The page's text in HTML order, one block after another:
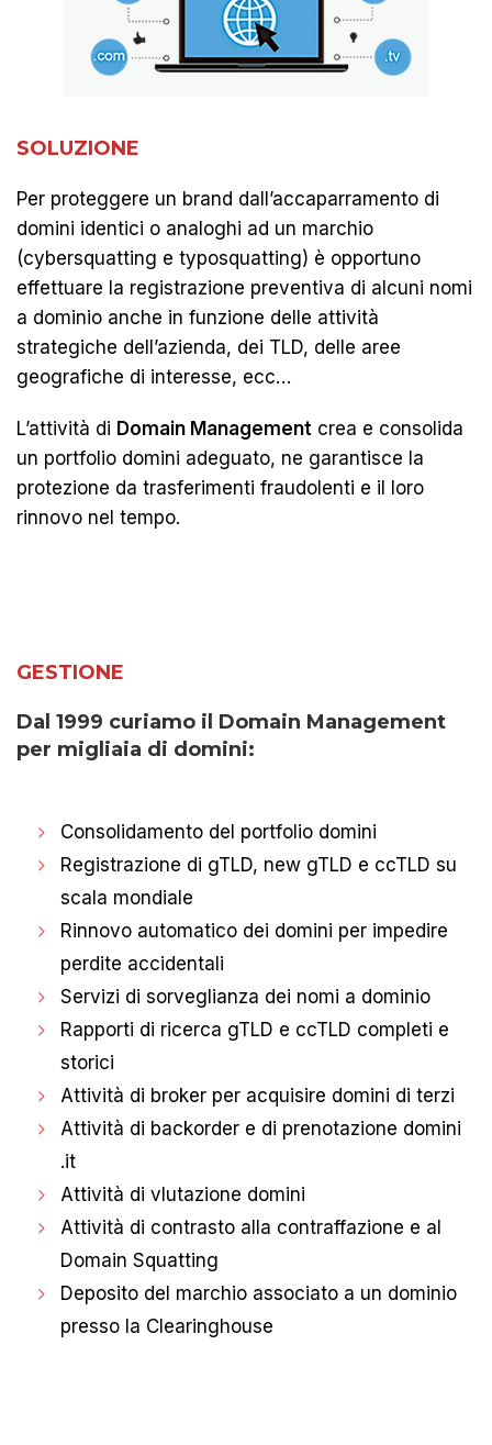
SOLUZIONE
Per proteggere un brand dall’accaparramento di
domini identici o analoghi ad un marchio
(cybersquatting e typosquatting) è opportuno
effettuare la registrazione preventiva di alcuni nomi
a dominio anche in funzione delle attività
strategiche dell’azienda, dei TLD, delle aree
geografiche di interesse, ecc…
L’attività di Domain Management crea e consolida
un portfolio domini adeguato, ne garantisce la
protezione da trasferimenti fraudolenti e il loro
rinnovo nel tempo.
GESTIONE
Dal 1999 curiamo il Domain Management
per migliaia di domini:
Consolidamento del portfolio domini
Registrazione di gTLD, new gTLD e ccTLD su
scala mondiale
Rinnovo automatico dei domini per impedire
perdite accidentali
Servizi di sorveglianza dei nomi a dominio
Rapporti di ricerca gTLD e ccTLD completi e
storici
Attività di broker per acquisire domini di terzi
Attività di backorder e di prenotazione domini
.it
Attività di vlutazione domini
Attività di contrasto alla contraffazione e al
Domain Squatting
Deposito del marchio associato a un dominio
presso la Clearinghouse